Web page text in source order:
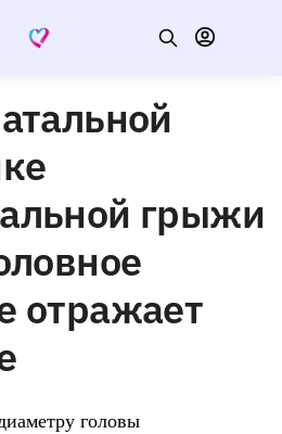
грыжи
отражает
головы